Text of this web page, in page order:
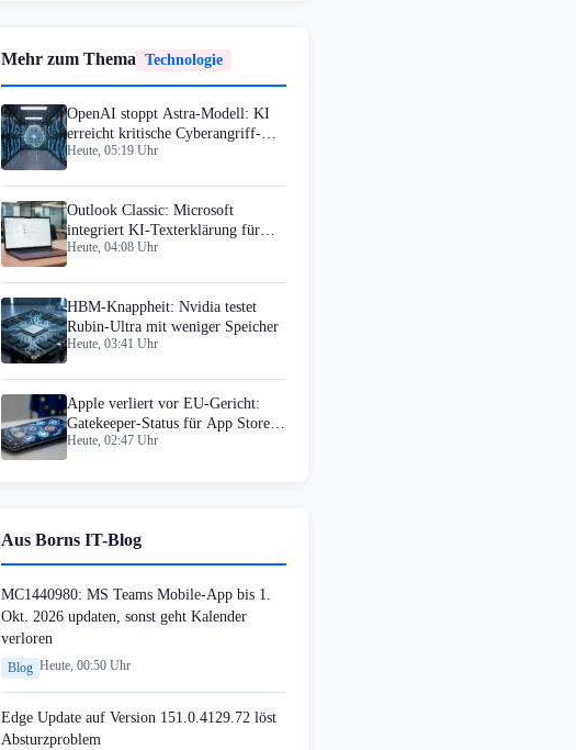
Mehr zum Thema Technologie
OpenAI stoppt Astra-Modell: KI
erreicht kritische Cyberangriff-
Stufe
Heute, 05:19 Uhr
Outlook Classic: Microsoft
integriert KI-Texterklärung für
Copilot-Nutzer
Heute, 04:08 Uhr
HBM-Knappheit: Nvidia testet
Rubin-Ultra mit weniger Speicher
Heute, 03:41 Uhr
Apple verliert vor EU-Gericht:
Gatekeeper-Status für App Store
bestätigt
Heute, 02:47 Uhr
Aus Borns IT-Blog
MC1440980: MS Teams Mobile-App bis 1.
Okt. 2026 updaten, sonst geht Kalender
verloren
Blog Heute, 00:50 Uhr
Edge Update auf Version 151.0.4129.72 löst
Absturzproblem